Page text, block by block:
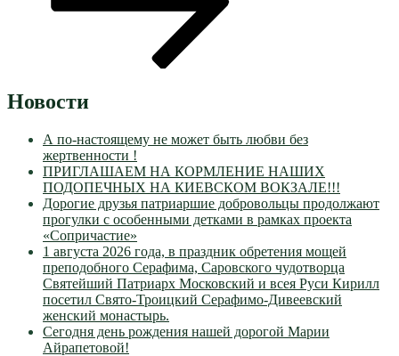
Новости
А по-настоящему не может быть любви без
жертвенности !
ПРИГЛАШАЕМ НА КОРМЛЕНИЕ НАШИХ
ПОДОПЕЧНЫХ НА КИЕВСКОМ ВОКЗАЛЕ!!!
Дорогие друзья патриаршие добровольцы продолжают
прогулки с особенными детками в рамках проекта
«Сопричастие»
1 августа 2026 года, в праздник обретения мощей
преподобного Серафима, Саровского чудотворца
Святейший Патриарх Московский и всея Руси Кирилл
посетил Свято-Троицкий Серафимо-Дивеевский
женский монастырь.
Сегодня день рождения нашей дорогой Марии
Айрапетовой!